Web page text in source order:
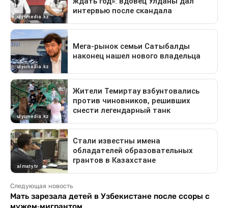
Следующая новость
Мать зарезала детей в Узбекистане после ссоры с
мужем-мигрантом